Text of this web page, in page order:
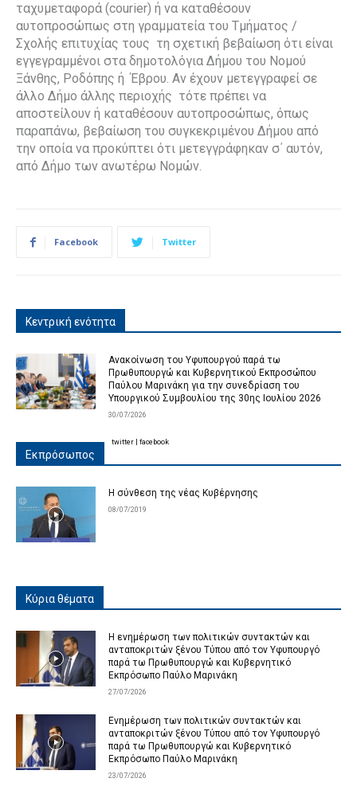
ταχυμεταφορά (courier) ή να καταθέσουν
αυτοπροσώπως στη γραμματεία του Τμήματος /
Σχολής επιτυχίας τους τη σχετική βεβαίωση ότι είναι
εγγεγραμμένοι στα δημοτολόγια Δήμου του Νομού
Ξάνθης, Ροδόπης ή Έβρου. Αν έχουν μετεγγραφεί σε
άλλο Δήμο άλλης περιοχής τότε πρέπει να
αποστείλουν ή καταθέσουν αυτοπροσώπως, όπως
παραπάνω, βεβαίωση του συγκεκριμένου Δήμου από
την οποία να προκύπτει ότι μετεγγράφηκαν σ΄ αυτόν,
από Δήμο των ανωτέρω Νομών.
Facebook Twitter
Κεντρική ενότητα
Ανακοίνωση του Υφυπουργού παρά τω
Πρωθυπουργώ και Κυβερνητικού Εκπροσώπου
Παύλου Μαρινάκη για την συνεδρίαση του
Υπουργικού Συμβουλίου της 30ης Ιουλίου 2026
30/07/2026
Εκπρόσωπος
Η σύνθεση της νέας Κυβέρνησης
08/07/2019
twitter facebook
Κύρια θέματα
Η ενημέρωση των πολιτικών συντακτών και
ανταποκριτών ξένου Τύπου από τον Υφυπουργό
παρά τω Πρωθυπουργώ και Κυβερνητικό
Εκπρόσωπο Παύλο Μαρινάκη
27/07/2026
Ενημέρωση των πολιτικών συντακτών και
ανταποκριτών ξένου Τύπου από τον Υφυπουργό
παρά τω Πρωθυπουργώ και Κυβερνητικό
Εκπρόσωπο Παύλο Μαρινάκη
23/07/2026